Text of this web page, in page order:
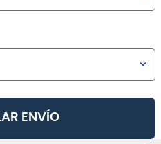
ENVÍO